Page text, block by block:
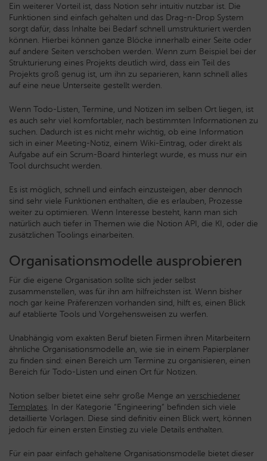
Ein weiterer Vorteil ist, dass Notion sehr intuitiv nutzbar ist. Die
Funktionen sind einfach gehalten und das Drag-n-Drop System
sorgt dafür, dass Inhalte bei Bedarf schnell umstrukturiert werden
können. Hierbei können ganze Blöcke innerhalb einer Seite oder
auf andere Seiten verschoben werden. Wenn zum Beispiel bei der
Strukturierung eines Projekts deutlich wird, dass ein Teil des
Projekts groß genug ist, um ihn zu separieren, kann schnell alles
auf eine neue Unterseite gestellt werden.
Wenn Todo-Listen, Termine, und Notizen im selben Ort liegen, ist
es auch sehr viel komfortabler, nach bestimmten Informationen zu
suchen. Dadurch ist es nicht mehr wichtig, ob eine Information
sich in einer Meeting-Notiz, einem Wiki-Eintrag, oder direkt als
Aufgabe auf ein Scrum-Board hinterlegt wurde, es muss nur ein
Tool durchsucht werden.
Es ist möglich, schnell und einfach einzusteigen, aber dennoch
sind sehr viele Funktionen enthalten, die es erlauben, Prozesse
weiter zu optimieren. Wenn Interesse besteht, kann man sich
natürlich auch tiefer in Themen wie die Notion API, die KI, oder die
zusätzlichen Toolings einarbeiten.
Organisationsmodelle ausprobieren
Für die eigene Organisation sollte sich jeder selbst
zusammenstellen, was für ihn am hilfreichsten ist. Wenn bisher
noch gar keine Präferenzen vorhanden sind, hilft es, einen Blick
auf etablierte Tools und Vorgehensweisen zu werfen.
Unabhängig vom exakten Beruf bieten Firmen ihren Mitarbeitern
ähnliche Organisationsmodelle an, wie sie in einem Papierplaner
zu finden sind: einen Bereich um Termine zu organisieren, einen
Bereich für Todo-Listen und einen Ort für Notizen.
Notion selber bietet eine sehr große Menge an verschiedener
Templates. In der Kategorie “Engineering” befinden sich viele
detaillierte Vorlagen. Diese sind definitiv einen Blick wert, können
jedoch für einen ersten Einstieg zu viele Details enthalten.
Für ein paar einfach gehaltene Organisationsmodelle bietet dieser